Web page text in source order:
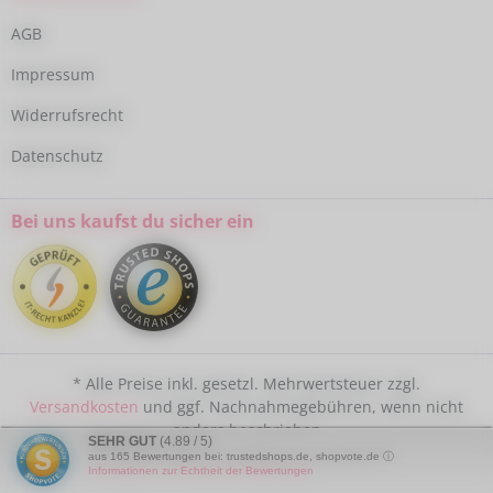
AGB
Impressum
Widerrufsrecht
Datenschutz
Bei uns kaufst du sicher ein
* Alle Preise inkl. gesetzl. Mehrwertsteuer zzgl.
Versandkosten und ggf. Nachnahmegebühren, wenn nicht
anders beschrieben
SEHR GUT (4.89 / 5)
aus 165 Bewertungen bei: trustedshops.de, shopvote.de ⓘ
Informationen zur Echtheit der Bewertungen